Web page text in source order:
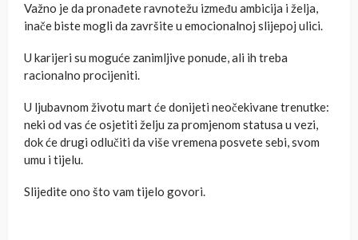
Važno je da pronađete ravnotežu između ambicija i želja,
inače biste mogli da završite u emocionalnoj slijepoj ulici.
U karijeri su moguće zanimljive ponude, ali ih treba
racionalno procijeniti.
U ljubavnom životu mart će donijeti neočekivane trenutke:
neki od vas će osjetiti želju za promjenom statusa u vezi,
dok će drugi odlučiti da više vremena posvete sebi, svom
umu i tijelu.
Slijedite ono što vam tijelo govori.